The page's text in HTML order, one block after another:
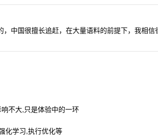
，中国很擅长追赶，在大量语料的前提下，我相
不大,只是体验中的一环
化学习,执行优化等